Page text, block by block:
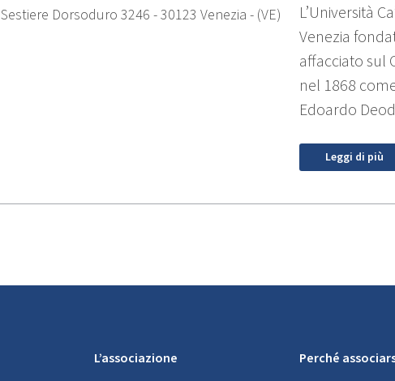
Sestiere Dorsoduro 3246 - 30123 Venezia - (VE)
L’Università
Venezia
affacciato sul
nel 1868
Edoardo
Leggi di più
L’associazione
Perché